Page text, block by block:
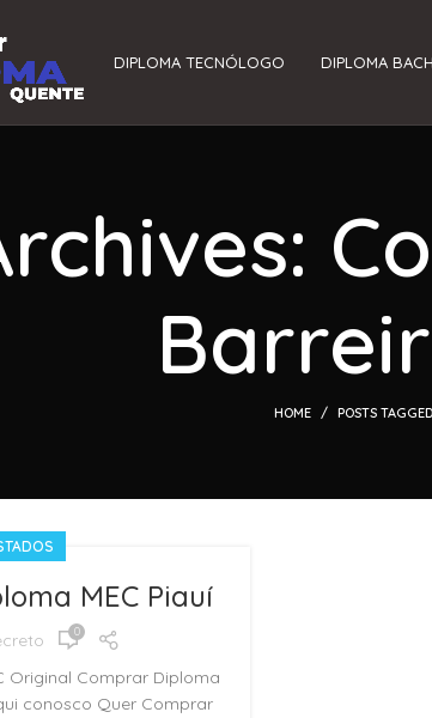
DIPLOMA TECNÓLOGO DIPLOMA
HOME POSTS
MEC Piauí
0
Original Comprar Diploma
conosco Quer Comprar